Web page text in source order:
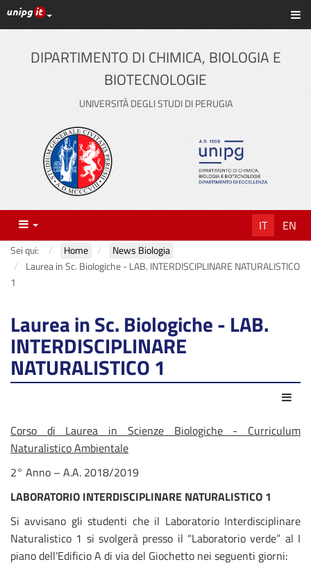
Vai
al
contenuto
principale
Link ai principali servizi web di Ateneo
DIPARTIMENTO DI CHIMICA, BIOLOGIA E
BIOTECNOLOGIE
UNIVERSITÀ DEGLI STUDI DI PERUGIA
Menu IT EN
Sei qui: Home
News Biologia
Laurea in Sc. Biologiche - LAB. INTERDISCIPLINARE NATURALISTICO
1
Laurea in Sc. Biologiche - LAB.
INTERDISCIPLINARE
NATURALISTICO 1
Corso di Laurea in Scienze Biologiche - Curriculum
Naturalistico Ambientale
2° Anno – A.A. 2018/2019
LABORATORIO INTERDISCIPLINARE NATURALISTICO 1
Si avvisano gli studenti che il Laboratorio Interdisciplinare
Naturalistico 1 si svolgerà presso il “Laboratorio verde” al I
piano dell’Edificio A di via del Giochetto nei seguenti giorni: